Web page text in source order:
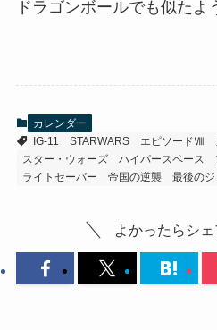
ドラゴンボールでも似たよ
カレンダー
IG-11
STARWARS エピソードⅧ
スター・ウォーズ
ハイパースペース
ライトセーバー
帝国の逆襲 最後のジ
よかったらシェ